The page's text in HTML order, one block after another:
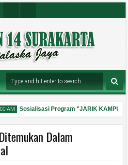
Gra
M
Be
Chan
Nel
AM Sosialisasi Program "JARIK KAMPUH"
Dalam